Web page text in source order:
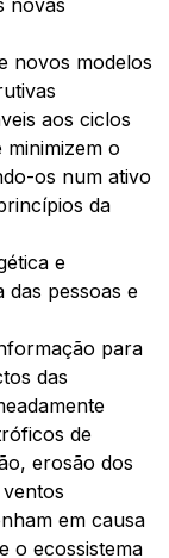
novas
novos modelos
aos ciclos
minimizem o
os num ativo
da
e
das pessoas e
para
das
de
erosão dos
em causa
o ecossistema